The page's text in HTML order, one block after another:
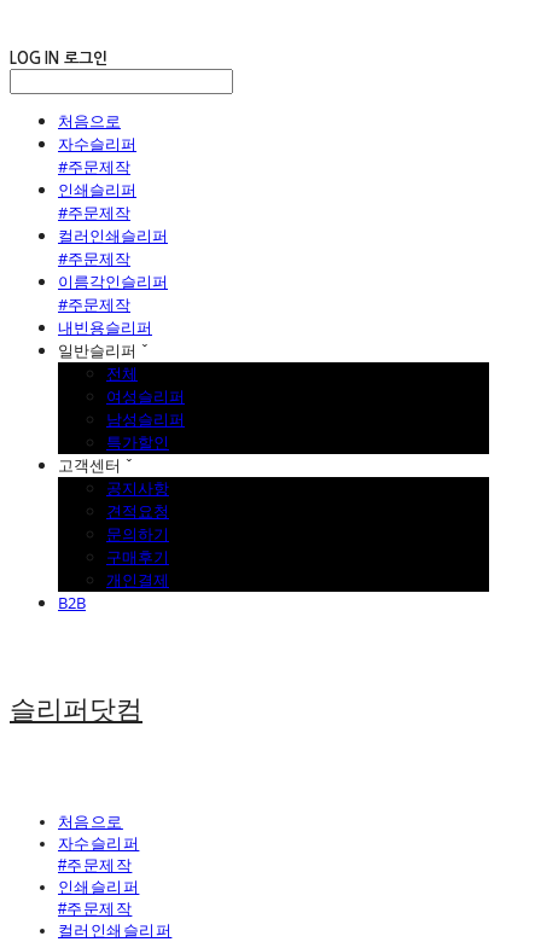
LOG IN 로그인
처음으로
자수슬리퍼
#주문제작
인쇄슬리퍼
#주문제작
컬러인쇄슬리퍼
#주문제작
이름각인슬리퍼
#주문제작
내빈용슬리퍼
일반슬리퍼 ˇ
전체
여성슬리퍼
남성슬리퍼
특가할인
고객센터 ˇ
공지사항
견적요청
문의하기
구매후기
개인결제
B2B
슬리퍼닷컴
처음으로
자수슬리퍼
#주문제작
인쇄슬리퍼
#주문제작
컬러인쇄슬리퍼